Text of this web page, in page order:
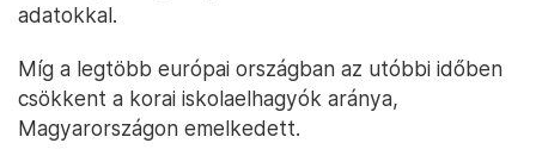
adatokkal.
Míg a legtöbb európai országban az utóbbi időben
csökkent a korai iskolaelhagyók aránya,
Magyarországon emelkedett.